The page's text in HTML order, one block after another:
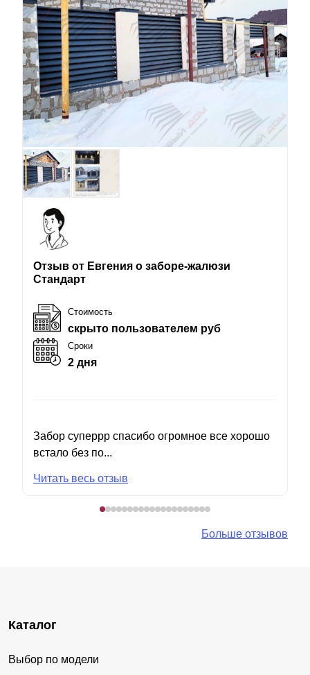
Отзыв от Евгения о заборе-жалюзи
Стандарт
Стоимость
скрыто пользователем руб
Сроки
2 дня
Забор суперрр спасибо огромное все хорошо
встало без по...
Читать весь отзыв
Больше отзывов
Каталог
Выбор по модели